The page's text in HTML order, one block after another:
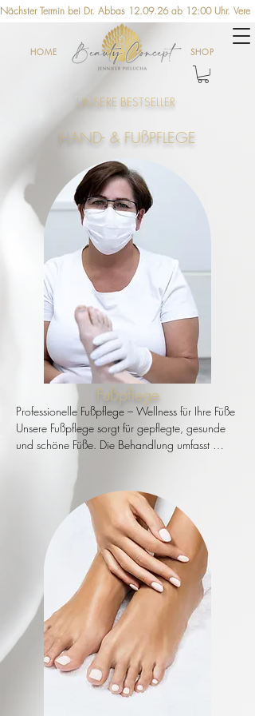
Nächster Termin bei Dr. Abbas 12.09.26 ab 12:00 Uhr.
UNSERE BESTSELLER
HOME SHOP
HAND- & FUßPFLEGE
Fußpflege
Professionelle Fußpflege – Wellness für Ihre Füße
Unsere Fußpflege sorgt für gepflegte, gesunde
und schöne Füße. Die Behandlung umfasst
Fußbad – Ein wohltuendes, warmes Fußbad
entspannt die Füße, weicht die Haut auf und
bereitet sie optimal auf die Pflege vor.
Entfernung der Hornhaut – Überschüssige
Hornhaut wird sanft entfernt, um die Haut
geschmeidig und weich zu machen.
Kürzen der Fußnägel – Die Nägel werden
gekürzt, in Form gebracht und bei Bedarf sanft
geglättet, um eingewachsene Nägel zu
vermeiden.